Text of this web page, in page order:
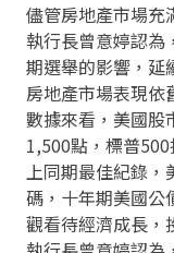
儘管房地產市場充
執行長曾意婷認為
期選舉的影響，延
房地產市場表現依
數據來看，美國股
1,500點，標普
上同期最佳紀錄，
碼，十年期美國公
觀看待經濟成長，